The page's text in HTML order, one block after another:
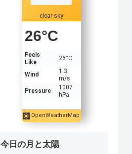
clear sky
26°C
Feels
Like
26°C
Wind
1.3
m/s
Pressure
1007
hPa
OpenWeatherMap
今日の月と太陽